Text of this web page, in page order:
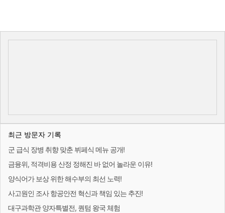
최근 방문자 기록
군 급식 장병 취향 맞춘 뷔페식 메뉴 공개!
금융위, 적격비용 산정 정해진 바 없어 놀라운 이유!
양식어가 보상 위한 해수부의 최선 노력!
사고원인 조사 항공안전 혁신과 책임 있는 추진!
대구과학관 양자특별전, 퀀텀 왕국 체험